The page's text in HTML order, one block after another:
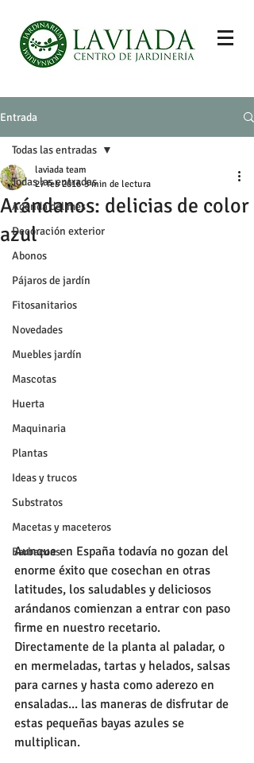
Entrada
Todas las entradas
Agenda del mes
Decoración exterior
Abonos
Pájaros de jardín
Fitosanitarios
Novedades
Muebles jardín
Mascotas
Huerta
Maquinaria
Plantas
Ideas y trucos
Substratos
Macetas y maceteros
Barbacoas
Todas las entradas
Arándanos: delicias de color
azul
laviada team
27 feb 2016 3 min de lectura
Aunque en España todavía no gozan del
enorme éxito que cosechan en otras
latitudes, los saludables y deliciosos
arándanos comienzan a entrar con paso
firme en nuestro recetario.
Directamente de la planta al paladar, o
en mermeladas, tartas y helados, salsas
para carnes y hasta como aderezo en
ensaladas... las maneras de disfrutar de
estas pequeñas bayas azules se
multiplican.